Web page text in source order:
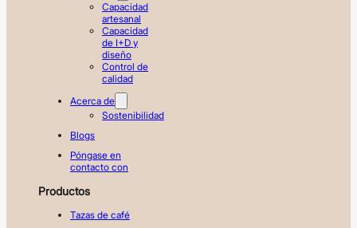
Capacidad
artesanal
Capacidad
de I+D y
diseño
Control de
calidad
Acerca de
Sostenibilidad
Blogs
Póngase en
contacto con
Productos
Tazas de café